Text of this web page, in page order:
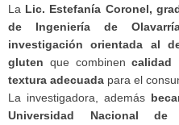
La Lic. Estefanía Coronel,
de Ingeniería de
investigación orientada al
gluten que combinen calidad
textura adecuada para el
La investigadora, además
Universidad Nacional